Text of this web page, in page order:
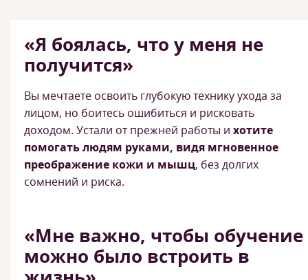
«Я боялась, что у меня не
получится»
Вы мечтаете освоить глубокую технику ухода за
лицом, но боитесь ошибиться и рисковать
доходом. Устали от прежней работы и хотите
помогать людям руками, видя мгновенное
преображение кожи и мышц, без долгих
сомнений и риска.
«Мне важно, чтобы обучение
можно было встроить в